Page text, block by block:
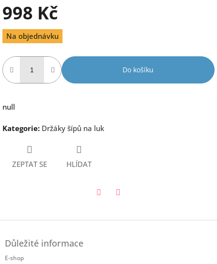
998 Kč
Měrná
cena:
Na objednávku
Do košíku
null
Kategorie: Držáky šípů na luk
ZEPTAT SE HLÍDAT
Důležité informace
E-shop